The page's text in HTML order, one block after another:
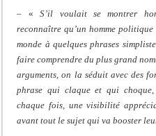
– «S’il voulait se montrer
reconnaître qu’un homme
monde à quelques phrases
faire comprendre du plus grand
arguments, on la séduit avec des
phrase qui claque et qui
chaque fois, une visibilité
avant tout le sujet qui va booster